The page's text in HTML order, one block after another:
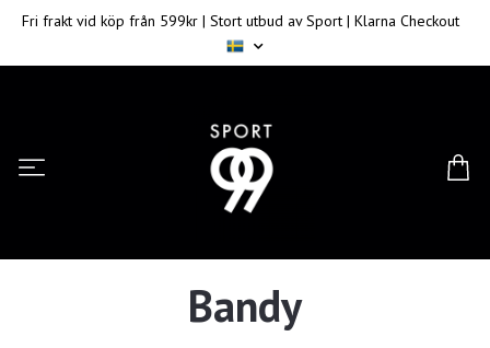
Fri frakt vid köp från 599kr | Stort utbud av Sport | Klarna Checkout
Bandy